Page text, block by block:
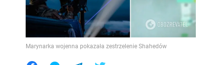
Marynarka wojenna pokazała zestrzelenie Shahedów